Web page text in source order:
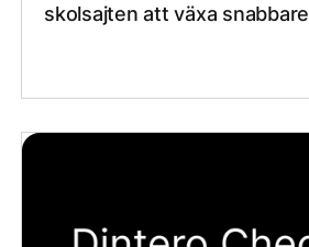
skolsajten att växa snabbare